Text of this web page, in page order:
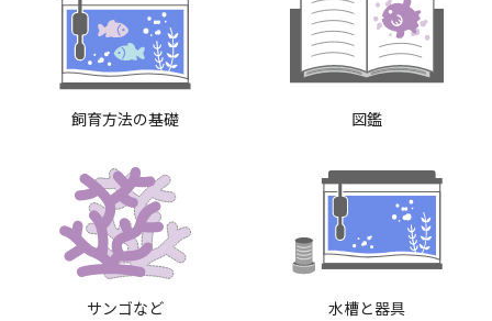
飼育方法の基礎 図鑑
サンゴなど 水槽と器具